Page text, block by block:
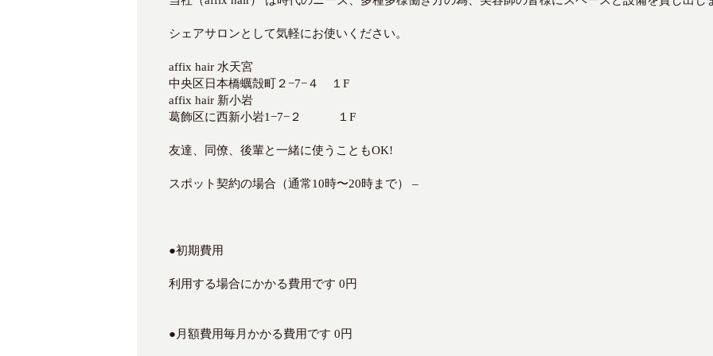
シェアサロンとして気軽にお使いください。
affix hair 水天宮
中央区日本橋蠣殻町２−7−４ １F
affix hair 新小岩
葛飾区に西新小岩1−7−２ １F
友達、同僚、後輩と一緒に使うこともOK!
スポット契約の場合（通常10時〜20時まで） –
●初期費用
利用する場合にかかる費用です 0円
●月額費用毎月かかる費用です 0円